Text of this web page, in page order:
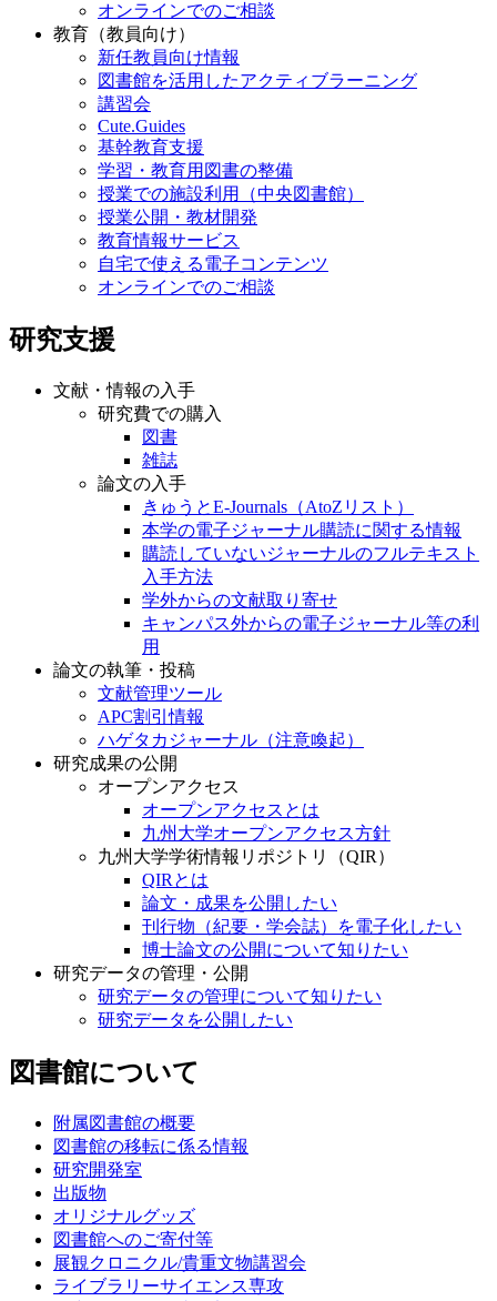
オンラインでのご相談
教育（教員向け）
新任教員向け情報
図書館を活用したアクティブラーニング
講習会
Cute.Guides
基幹教育支援
学習・教育用図書の整備
授業での施設利用（中央図書館）
授業公開・教材開発
教育情報サービス
自宅で使える電子コンテンツ
オンラインでのご相談
研究支援
文献・情報の入手
研究費での購入
図書
雑誌
論文の入手
きゅうとE-Journals（AtoZリスト）
本学の電子ジャーナル購読に関する情報
購読していないジャーナルのフルテキスト
入手方法
学外からの文献取り寄せ
キャンパス外からの電子ジャーナル等の利
用
論文の執筆・投稿
文献管理ツール
APC割引情報
ハゲタカジャーナル（注意喚起）
研究成果の公開
オープンアクセス
オープンアクセスとは
九州大学オープンアクセス方針
九州大学学術情報リポジトリ（QIR）
QIRとは
論文・成果を公開したい
刊行物（紀要・学会誌）を電子化したい
博士論文の公開について知りたい
研究データの管理・公開
研究データの管理について知りたい
研究データを公開したい
図書館について
附属図書館の概要
図書館の移転に係る情報
研究開発室
出版物
オリジナルグッズ
図書館へのご寄付等
展観クロニクル/貴重文物講習会
ライブラリーサイエンス専攻